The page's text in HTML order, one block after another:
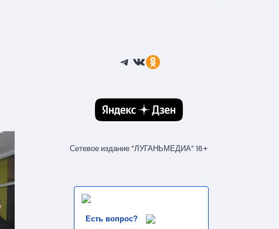
Telegram
ВКонтакте
Ссылка
Сетевое издание “ЛУГАНЬМЕДИА” 16+
Есть вопрос?